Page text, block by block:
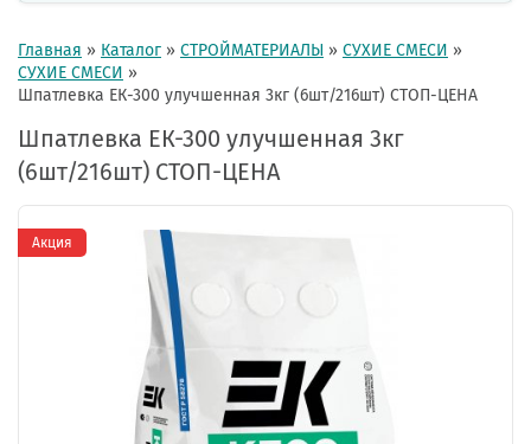
Главная » Каталог » СТРОЙМАТЕРИАЛЫ » СУХИЕ СМЕСИ »
СУХИЕ СМЕСИ »
Шпатлевка ЕК-300 улучшенная 3кг (6шт/216шт) СТОП-ЦЕНА
Шпатлевка ЕК-300 улучшенная 3кг
(6шт/216шт) СТОП-ЦЕНА
Акция